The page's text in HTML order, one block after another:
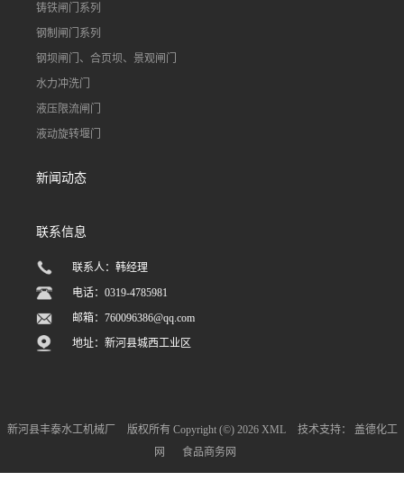
铸铁闸门系列
钢制闸门系列
钢坝闸门、合页坝、景观闸门
水力冲洗门
液压限流闸门
液动旋转堰门
新闻动态
联系信息
联系人：韩经理
电话：0319-4785981
邮箱：760096386@qq.com
地址：新河县城西工业区
新河县丰泰水工机械厂 版权所有 Copyright (©) 2026 XML 技术支持：
盖德化工
网
食品商务网